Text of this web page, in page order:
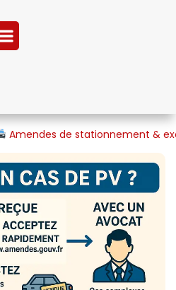
Amendes de stationnement &